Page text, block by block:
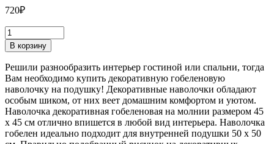
720₽
В корзину
Решили разнообразить интерьер гостиной или спальни, тогда
Вам необходимо купить декоративную гобеленовую
наволочку на подушку! Декоративные наволочки обладают
особым шиком, от них веет домашним комфортом и уютом.
Наволочка декоративная гобеленовая на молнии размером 45
х 45 см отлично впишется в любой вид интерьера. Наволочка
гобелен идеально подходит для внутренней подушки 50 х 50